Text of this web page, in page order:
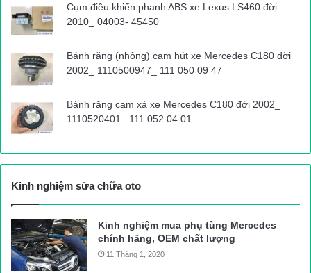
Cụm điều khiển phanh ABS xe Lexus LS460 đời
2010_ 04003- 45450
Bánh răng (nhông) cam hút xe Mercedes C180 đời
2002_ 1110500947_ 111 050 09 47
Bánh răng cam xả xe Mercedes C180 đời 2002_
1110520401_ 111 052 04 01
Kinh nghiệm sửa chữa oto
Kinh nghiệm mua phụ tùng Mercedes
chính hãng, OEM chất lượng
11 Tháng 1, 2020